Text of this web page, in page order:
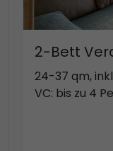
2-Bett
24-37 qm,
VC: bis zu 4